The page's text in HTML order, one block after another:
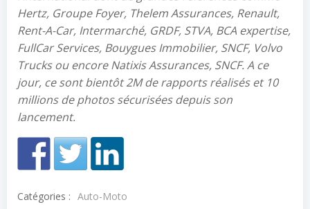
Hertz, Groupe Foyer, Thelem Assurances, Renault,
Rent-A-Car, Intermarché, GRDF, STVA, BCA expertise,
FullCar Services, Bouygues Immobilier, SNCF, Volvo
Trucks ou encore Natixis Assurances, SNCF. A ce
jour, ce sont bientôt 2M de rapports réalisés et 10
millions de photos sécurisées depuis son
lancement.
Catégories : Auto-Moto